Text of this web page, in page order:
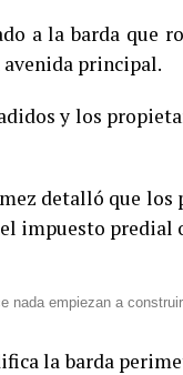
a la barda que
avenida principal.
y los
detalló que los
impuesto predial
nada empiezan a
la barda